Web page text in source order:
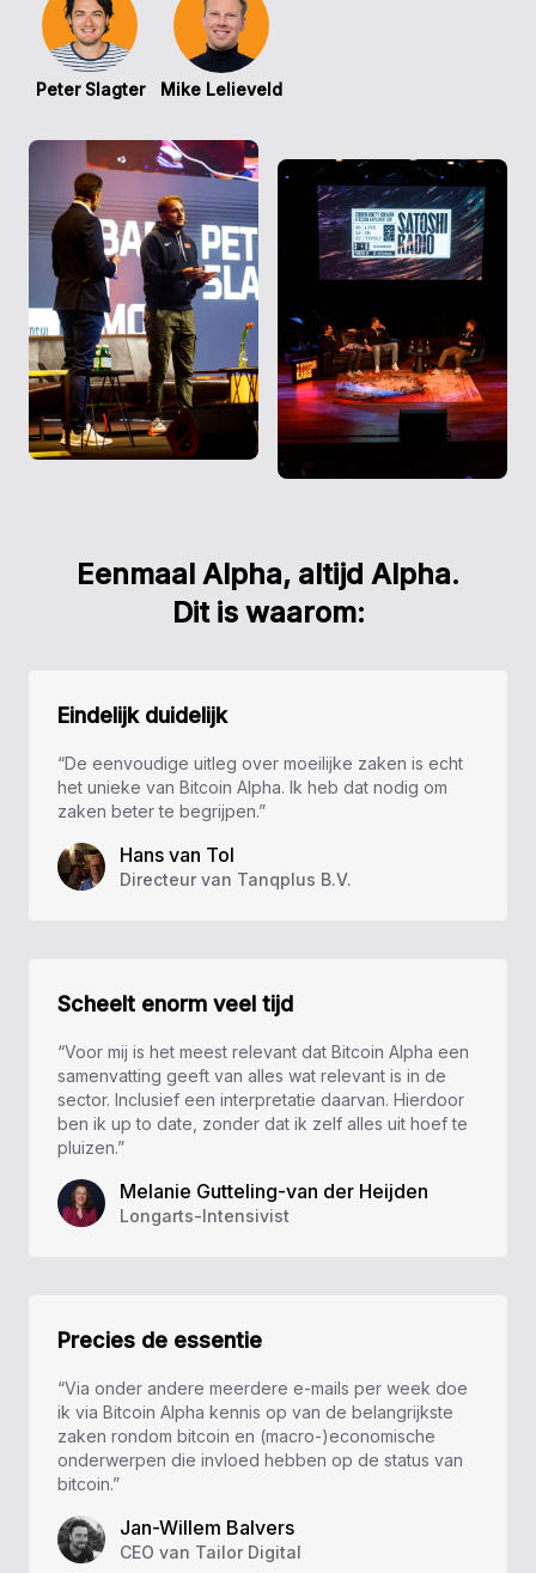
Peter Slagter Mike Lelieveld
Eenmaal Alpha, altijd Alpha.
Dit is waarom:
Eindelijk duidelijk
“De eenvoudige uitleg over moeilijke zaken is echt
het unieke van Bitcoin Alpha. Ik heb dat nodig om
zaken beter te begrijpen.”
Hans van Tol
Directeur van Tanqplus B.V.
Scheelt enorm veel tijd
“Voor mij is het meest relevant dat Bitcoin Alpha een
samenvatting geeft van alles wat relevant is in de
sector. Inclusief een interpretatie daarvan. Hierdoor
ben ik up to date, zonder dat ik zelf alles uit hoef te
pluizen.”
Melanie Gutteling-van der Heijden
Longarts-Intensivist
Precies de essentie
“Via onder andere meerdere e-mails per week doe
ik via Bitcoin Alpha kennis op van de belangrijkste
zaken rondom bitcoin en (macro-)economische
onderwerpen die invloed hebben op de status van
bitcoin.”
Jan-Willem Balvers
CEO van Tailor Digital